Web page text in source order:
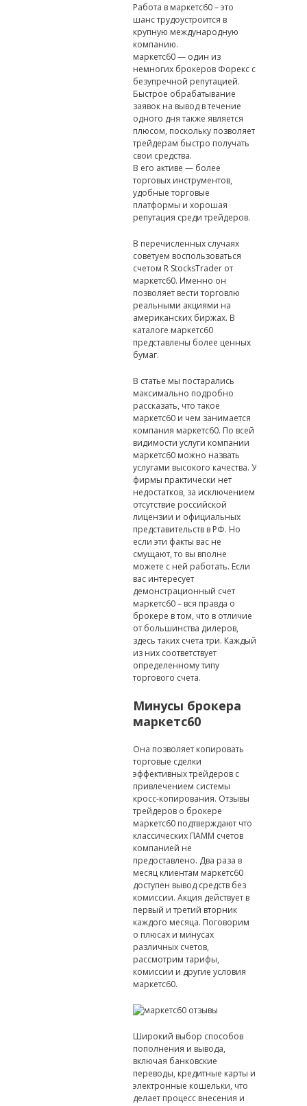
Работа в маркетс60 – это
шанс трудоустроится в
крупную международную
компанию.
маркетс60 — один из
немногих брокеров Форекс с
безупречной репутацией.
Быстрое обрабатывание
заявок на вывод в течение
одного дня также является
плюсом, поскольку позволяет
трейдерам быстро получать
свои средства.
В его активе — более
торговых инструментов,
удобные торговые
платформы и хорошая
репутация среди трейдеров.
В перечисленных случаях
советуем воспользоваться
счетом R StocksTrader от
маркетс60. Именно он
позволяет вести торговлю
реальными акциями на
американских биржах. В
каталоге маркетс60
представлены более ценных
бумаг.
В статье мы постарались
максимально подробно
рассказать, что такое
маркетс60 и чем занимается
компания маркетс60. По всей
видимости услуги компании
маркетс60 можно назвать
услугами высокого качества. У
фирмы практически нет
недостатков, за исключением
отсутствие российской
лицензии и официальных
представительств в РФ. Но
если эти факты вас не
смущают, то вы вполне
можете с ней работать. Если
вас интересует
демонстрационный счет
маркетс60 – вся правда о
брокере в том, что в отличие
от большинства дилеров,
здесь таких счета три. Каждый
из них соответствует
определенному типу
торгового счета.
Минусы брокера
маркетс60
Она позволяет копировать
торговые сделки
эффективных трейдеров с
привлечением системы
кросс-копирования. Отзывы
трейдеров о брокере
маркетс60 подтверждают что
классических ПАММ счетов
компанией не
предоставлено. Два раза в
месяц клиентам маркетс60
доступен вывод средств без
комиссии. Акция действует в
первый и третий вторник
каждого месяца. Поговорим
о плюсах и минусах
различных счетов,
рассмотрим тарифы,
комиссии и другие условия
маркетс60.
Широкий выбор способов
пополнения и вывода,
включая банковские
переводы, кредитные карты и
электронные кошельки, что
делает процесс внесения и